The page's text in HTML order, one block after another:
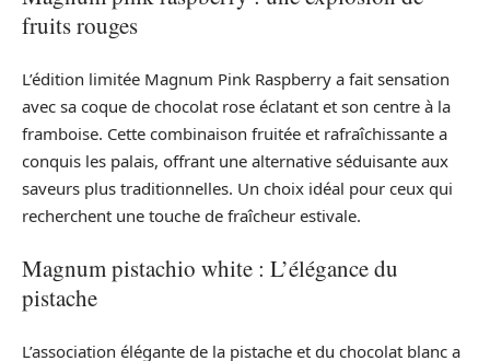
fruits rouges
L’édition limitée Magnum Pink Raspberry a fait sensation
avec sa coque de chocolat rose éclatant et son centre à la
framboise. Cette combinaison fruitée et rafraîchissante a
conquis les palais, offrant une alternative séduisante aux
saveurs plus traditionnelles. Un choix idéal pour ceux qui
recherchent une touche de fraîcheur estivale.
Magnum pistachio white : L’élégance du
pistache
L’association élégante de la pistache et du chocolat blanc a